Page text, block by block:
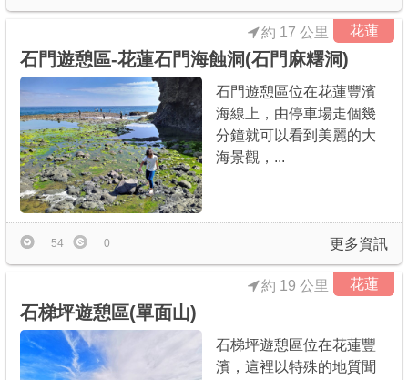
花蓮
約 17 公里
石門遊憩區-花蓮石門海蝕洞(石門麻糬洞)
石門遊憩區位在花蓮豐濱
海線上，由停車場走個幾
分鐘就可以看到美麗的大
海景觀，...
更多資訊
54 0
花蓮
約 19 公里
石梯坪遊憩區(單面山)
石梯坪遊憩區位在花蓮豐
濱，這裡以特殊的地質聞